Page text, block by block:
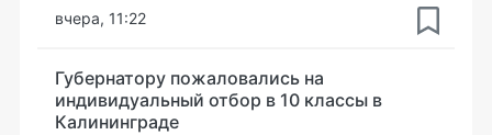
вчера, 11:22
Губернатору пожаловались на
индивидуальный отбор в 10 классы в
Калининграде